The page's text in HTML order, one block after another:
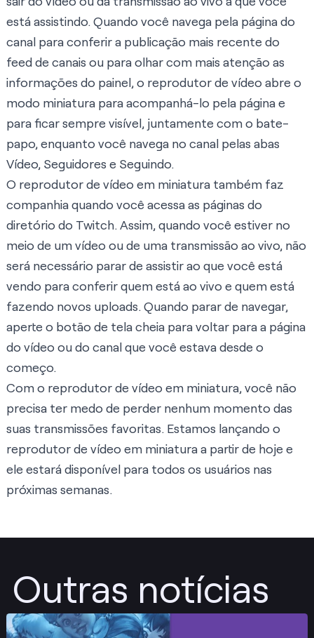
está assistindo. Quando você navega pela página do
canal para conferir a publicação mais recente do
feed de canais ou para olhar com mais atenção as
informações do painel, o reprodutor de vídeo abre o
modo miniatura para acompanhá-lo pela página e
para ficar sempre visível, juntamente com o bate-
papo, enquanto você navega no canal pelas abas
Vídeo, Seguidores e Seguindo.
O reprodutor de vídeo em miniatura também faz
companhia quando você acessa as páginas do
diretório do Twitch. Assim, quando você estiver no
meio de um vídeo ou de uma transmissão ao vivo, não
será necessário parar de assistir ao que você está
vendo para conferir quem está ao vivo e quem está
fazendo novos uploads. Quando parar de navegar,
aperte o botão de tela cheia para voltar para a página
do vídeo ou do canal que você estava desde o
começo.
Com o reprodutor de vídeo em miniatura, você não
precisa ter medo de perder nenhum momento das
suas transmissões favoritas. Estamos lançando o
reprodutor de vídeo em miniatura a partir de hoje e
ele estará disponível para todos os usuários nas
próximas semanas.
Outras notícias
Publicar